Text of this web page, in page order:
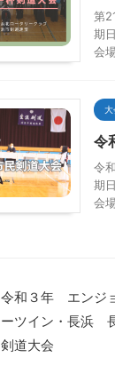
第
期
会
大
令
令
期
会
令和３年 エンジ
ーツイン・長浜
剣道大会